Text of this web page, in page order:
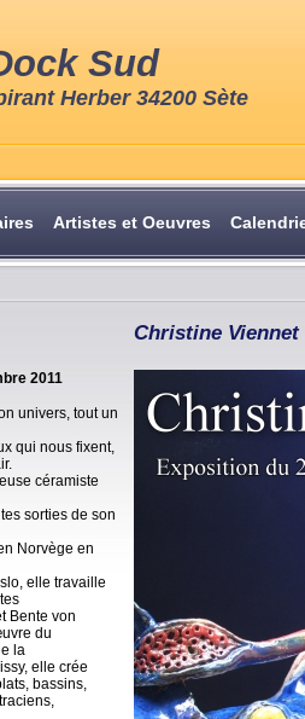
Sud
Herber 34200 Sète
Artistes et Oeuvres
2011
univers, tout un
qui nous fixent,
céramiste
sorties de son
Norvège en
elle travaille
Bente von
du
la
elle crée
bassins,
Christine Viennet